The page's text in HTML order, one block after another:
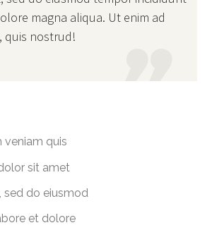
magna aliqua. Ut enim ad
quis nostrud!
veniam quis
sit amet
sed do eiusmod
et dolore